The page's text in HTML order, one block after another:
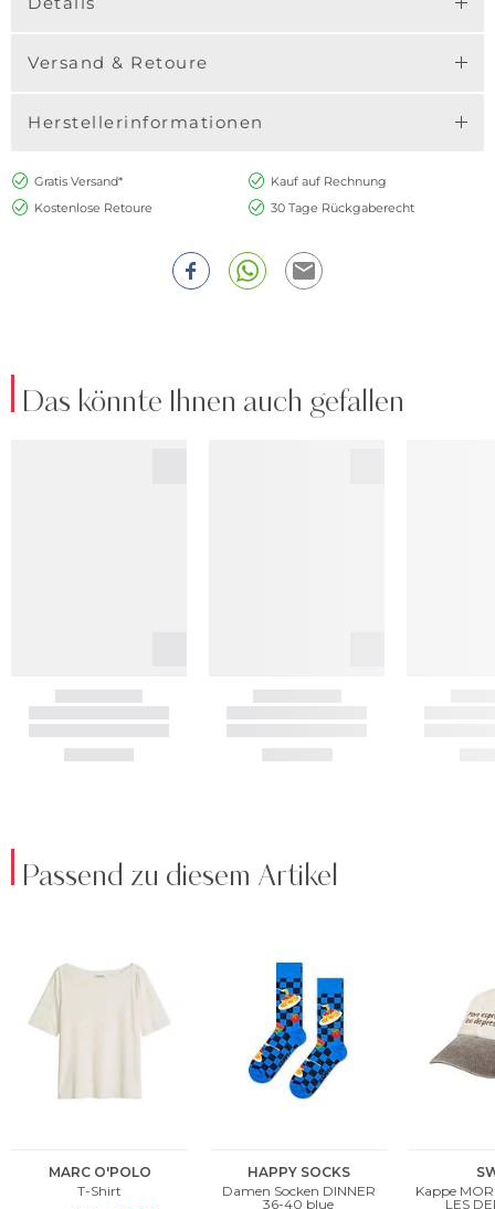
Versand & Retoure
Herstellerinformationen
Gratis Versand*
Kauf auf Rechnung
Kostenlose Retoure
30 Tage Rückgaberecht
Das könnte Ihnen auch gefallen
Passend zu diesem Artikel